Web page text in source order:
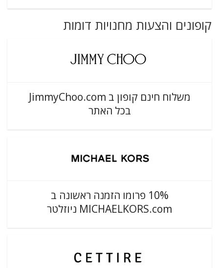
קופונים והצעות מחנויות דומות
משלוח חינם קופון ב JimmyChoo.com
בכל האתר
10% פרומו הזמנה ראשונה ב
MICHAELKORS.com ניוזלטר